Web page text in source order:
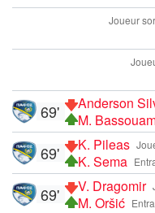
Joueur
Anderson
M.
69'
K. Pileas
K. Sema
69'
V. Dragomir
M. Oršić
69'